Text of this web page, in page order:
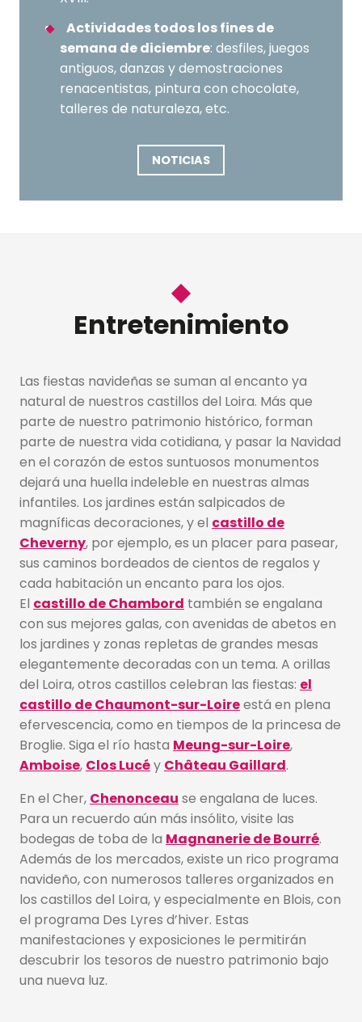
Actividades todos los fines de
semana de diciembre: desfiles, juegos
antiguos, danzas y demostraciones
renacentistas, pintura con chocolate,
talleres de naturaleza, etc.
NOTICIAS
Entretenimiento
Las fiestas navideñas se suman al encanto ya
natural de nuestros castillos del Loira. Más que
parte de nuestro patrimonio histórico, forman
parte de nuestra vida cotidiana, y pasar la Navidad
en el corazón de estos suntuosos monumentos
dejará una huella indeleble en nuestras almas
infantiles. Los jardines están salpicados de
magníficas decoraciones, y el castillo de
Cheverny, por ejemplo, es un placer para pasear,
sus caminos bordeados de cientos de regalos y
cada habitación un encanto para los ojos.
El castillo de Chambord también se engalana
con sus mejores galas, con avenidas de abetos en
los jardines y zonas repletas de grandes mesas
elegantemente decoradas con un tema. A orillas
del Loira, otros castillos celebran las fiestas: el
castillo de Chaumont-sur-Loireestá en plena
efervescencia, como en tiempos de la princesa de
Broglie. Siga el río hasta Meung-sur-Loire,
Amboise, Clos Lucéy Château Gaillard.
En el Cher, Chenonceau se engalana de luces.
Para un recuerdo aún más insólito, visite las
bodegas de toba de la Magnanerie de Bourré.
Además de los mercados, existe un rico programa
navideño, con numerosos talleres organizados en
los castillos del Loira, y especialmente en Blois, con
el programa Des Lyres d’hiver. Estas
manifestaciones y exposiciones le permitirán
descubrir los tesoros de nuestro patrimonio bajo
una nueva luz.